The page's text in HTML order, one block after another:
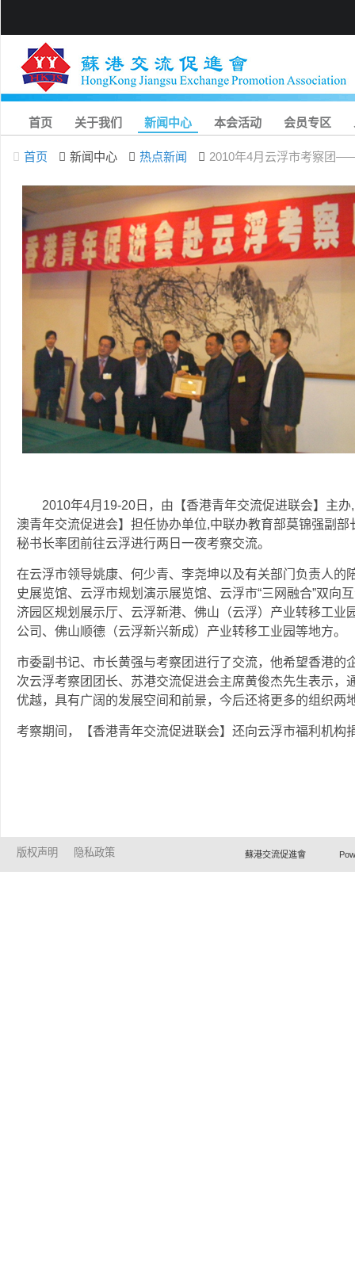
首页 关于我们 新闻中心 本会活动 会员专区
首页 新闻中心 热点新闻 2010年4月云浮市考察团
2010年4月19-20日，由【香港青年交流促进联会】主办,
澳青年交流促进会】担任协办单位,中联办教育部莫锦强副
秘书长率团前往云浮进行两日一夜考察交流。
在云浮市领导姚康、何少青、李尧坤以及有关部门负责人的
史展览馆、云浮市规划演示展览馆、云浮市“三网融合”双向
济园区规划展示厅、云浮新港、佛山（云浮）产业转移工业
公司、佛山顺德（云浮新兴新成）产业转移工业园等地
市委副书记、市长黄强与考察团进行了交流，他希望香港的
次云浮考察团团长、苏港交流促进会主席黄俊杰先生表示，
优越，具有广阔的发展空间和前景，今后还将更多的组
考察期间，【香港青年交流促进联会】还向云浮市福利机构
版权声明 隐私政策 蘇港交流促進會